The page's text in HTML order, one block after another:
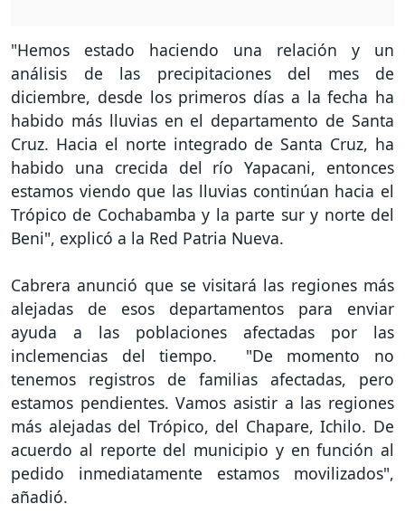
"Hemos estado haciendo una relación y un
análisis de las precipitaciones del mes de
diciembre, desde los primeros días a la fecha ha
habido más lluvias en el departamento de Santa
Cruz. Hacia el norte integrado de Santa Cruz, ha
habido una crecida del río Yapacani, entonces
estamos viendo que las lluvias continúan hacia el
Trópico de Cochabamba y la parte sur y norte del
Beni", explicó a la Red Patria Nueva.
Cabrera anunció que se visitará las regiones más
alejadas de esos departamentos para enviar
ayuda a las poblaciones afectadas por las
inclemencias del tiempo. "De momento no
tenemos registros de familias afectadas, pero
estamos pendientes. Vamos asistir a las regiones
más alejadas del Trópico, del Chapare, Ichilo. De
acuerdo al reporte del municipio y en función al
pedido inmediatamente estamos movilizados",
añadió.